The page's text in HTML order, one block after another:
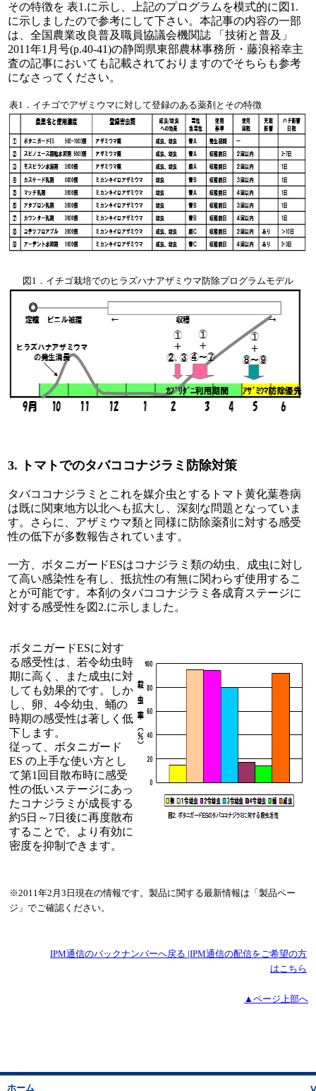
その特徴を 表1.に示し、上記のプログラムを模式的に図1.
に示しましたので参考にして下さい。本記事の内容の一部
は、全国農業改良普及職員協議会機関誌 「技術と普及」
2011年1月号(p.40-41)の静岡県東部農林事務所・藤浪裕幸主
査の記事においても記載されておりますのでそちらも参考
になさってください。
表1．イチゴでアザミウマに対して登録のある薬剤とその特徴
図1．イチゴ栽培でのヒラズハナアザミウマ防除プログラムモデル
3. トマトでのタバココナジラミ防除対策
タバココナジラミとこれを媒介虫とするトマト黄化葉巻病
は既に関東地方以北へも拡大し、深刻な問題となっていま
す。さらに、アザミウマ類と同様に防除薬剤に対する感受
性の低下が多数報告されています。
一方、ボタニガードESはコナジラミ類の幼虫、成虫に対し
て高い感染性を有し、抵抗性の有無に関わらず使用するこ
とが可能です。本剤のタバココナジラミ各成育ステージに
対する感受性を図2.に示しました。
ボタニガードESに対す
る感受性は、若令幼虫時
期に高く、また成虫に対
しても効果的です。しか
し、卵、4令幼虫、蛹の
時期の感受性は著しく低
下します。
従って、ボタニガード
ES の上手な使い方とし
て第1回目散布時に感受
性の低いステージにあっ
たコナジラミが成長する
約5日～7日後に再度散布
することで、より有効に
密度を抑制できます。
※2011年2月3日現在の情報です。製品に関する最新情報は「製品ペー
ジ」でご確認ください。
IPM通信のバックナンバーへ戻る |IPM通信の配信をご希望の方
はこちら
▲ページ上部へ
ホーム